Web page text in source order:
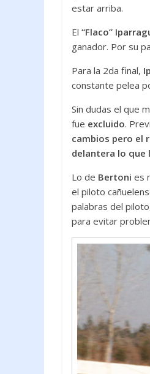
estar arriba.
El “Flaco”
ganador. Por su
Para la 2da final,
constante pelea
Sin dudas el que
fue excluido.
cambios pero el
delantera lo que
Lo de Bertoni es
el piloto
palabras del
para evitar